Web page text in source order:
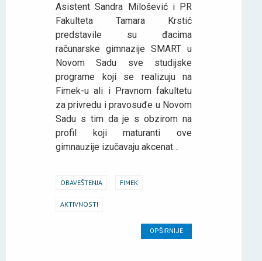
Asistent Sandra Milošević i PR
Fakulteta Tamara Krstić
predstavile su đacima
računarske gimnazije SMART u
Novom Sadu sve studijske
programe koji se realizuju na
Fimek-u ali i Pravnom fakultetu
za privredu i pravosuđe u Novom
Sadu s tim da je s obzirom na
profil koji maturanti ove
gimnauzije izučavaju akcenat…
OBAVEŠTENJA FIMEK
AKTIVNOSTI
OPŠIRNIJE